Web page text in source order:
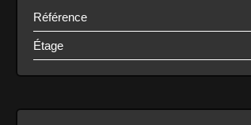
Référence
Étage